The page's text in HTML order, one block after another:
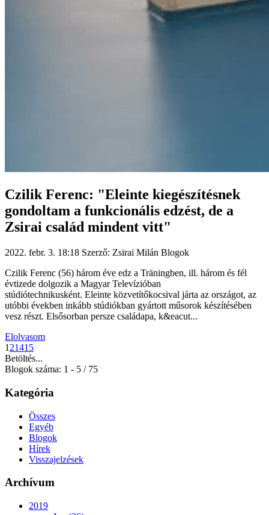
Czilik Ferenc: "Eleinte kiegészítésnek
gondoltam a funkcionális edzést, de a
Zsirai család mindent vitt"
2022. febr. 3. 18:18 Szerző: Zsirai Milán Blogok
Czilik Ferenc (56) három éve edz a Träningben, ill. három és fél
évtizede dolgozik a Magyar Televízióban
stúdiótechnikusként. Eleinte közvetítőkocsival járta az országot, az
utóbbi években inkább stúdiókban gyártott műsorok készítésében
vesz részt. Elsősorban persze családapa, k&eacut...
Elolvasom
1 21415
Betöltés...
Blogok száma: 1 - 5 / 75
Kategória
Összes
Egyéb
Blogok
Hírek
Visszajelzések
Archívum
2019